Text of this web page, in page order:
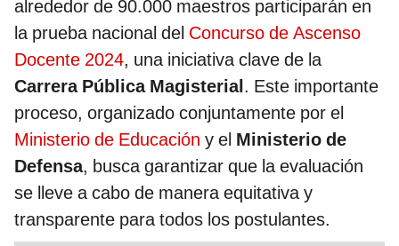
alrededor de 90.000 maestros participarán en
la prueba nacional del Concurso de Ascenso
Docente 2024, una iniciativa clave de la
Carrera Pública Magisterial. Este importante
proceso, organizado conjuntamente por el
Ministerio de Educación y el Ministerio de
Defensa, busca garantizar que la evaluación
se lleve a cabo de manera equitativa y
transparente para todos los postulantes.